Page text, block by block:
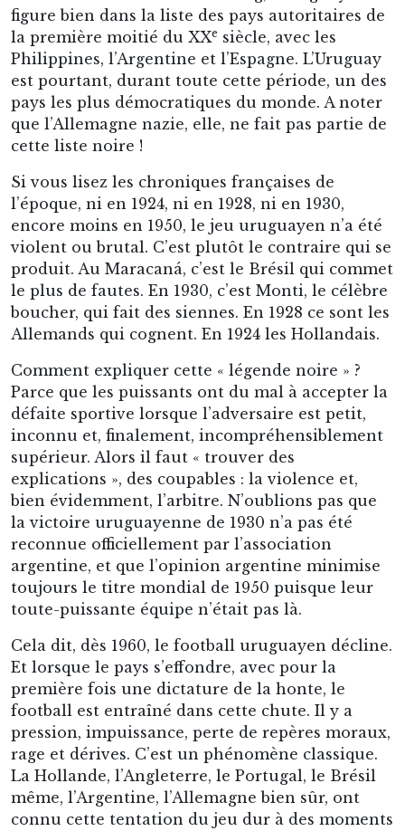
figure bien dans la liste des pays autoritaires de
la première moitié du XXe siècle, avec les
Philippines, l’Argentine et l’Espagne. L’Uruguay
est pourtant, durant toute cette période, un des
pays les plus démocratiques du monde. A noter
que l’Allemagne nazie, elle, ne fait pas partie de
cette liste noire !
Si vous lisez les chroniques françaises de
l’époque, ni en 1924, ni en 1928, ni en 1930,
encore moins en 1950, le jeu uruguayen n’a été
violent ou brutal. C’est plutôt le contraire qui se
produit. Au Maracaná, c’est le Brésil qui commet
le plus de fautes. En 1930, c’est Monti, le célèbre
boucher, qui fait des siennes. En 1928 ce sont les
Allemands qui cognent. En 1924 les Hollandais.
Comment expliquer cette « légende noire » ?
Parce que les puissants ont du mal à accepter la
défaite sportive lorsque l’adversaire est petit,
inconnu et, finalement, incompréhensiblement
supérieur. Alors il faut « trouver des
explications », des coupables : la violence et,
bien évidemment, l’arbitre. N’oublions pas que
la victoire uruguayenne de 1930 n’a pas été
reconnue officiellement par l’association
argentine, et que l’opinion argentine minimise
toujours le titre mondial de 1950 puisque leur
toute-puissante équipe n’était pas là.
Cela dit, dès 1960, le football uruguayen décline.
Et lorsque le pays s’effondre, avec pour la
première fois une dictature de la honte, le
football est entraîné dans cette chute. Il y a
pression, impuissance, perte de repères moraux,
rage et dérives. C’est un phénomène classique.
La Hollande, l’Angleterre, le Portugal, le Brésil
même, l’Argentine, l’Allemagne bien sûr, ont
connu cette tentation du jeu dur à des moments